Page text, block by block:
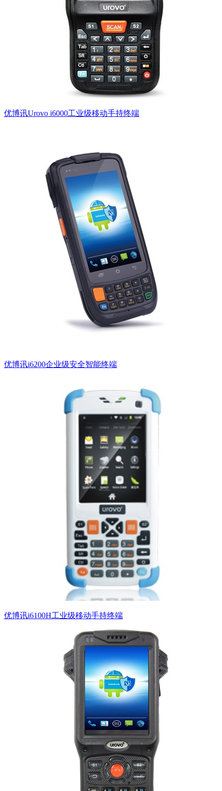
优博讯Urovo i6000工业级移动手持终端
优博讯i6200企业级安全智能终端
优博讯i6100H工业级移动手持终端